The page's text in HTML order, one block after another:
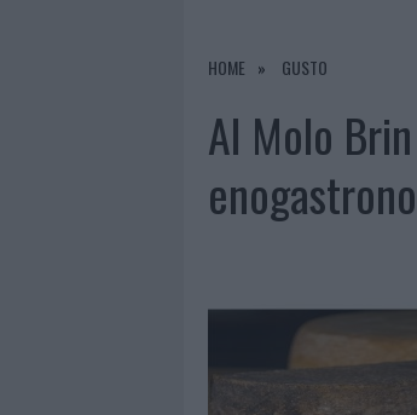
7 AGOSTO 2026
HOME GUSTO
Al Molo